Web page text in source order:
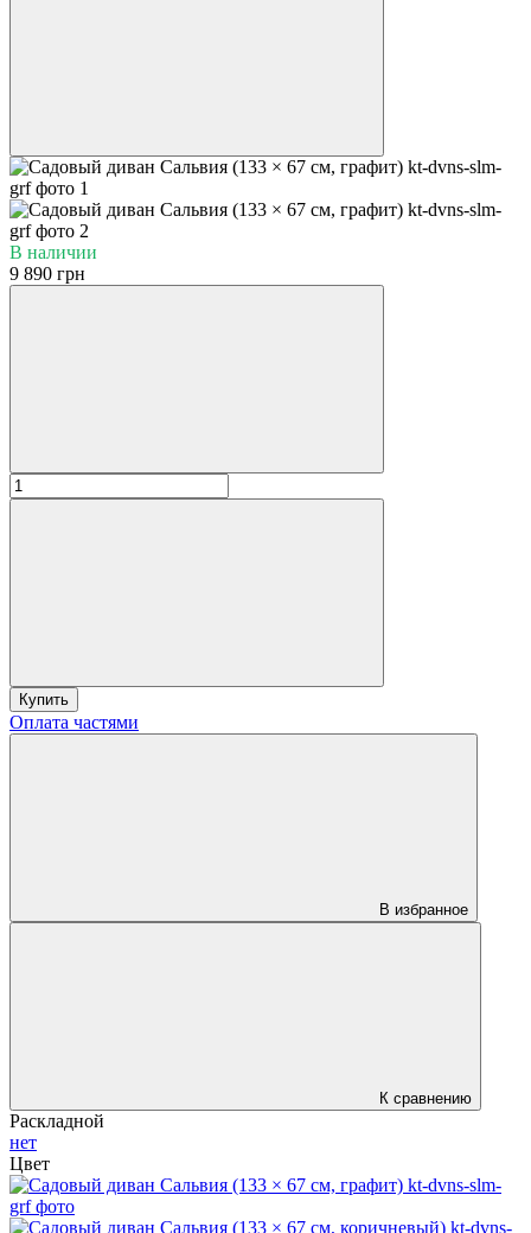
В наличии
9 890 грн
Купить
Оплата частями
В избранное
К сравнению
Раскладной
нет
Цвет